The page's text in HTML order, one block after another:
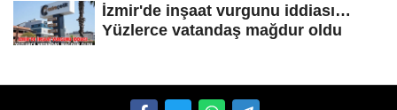
İzmir'de inşaat vurgunu iddiası…
Yüzlerce vatandaş mağdur oldu